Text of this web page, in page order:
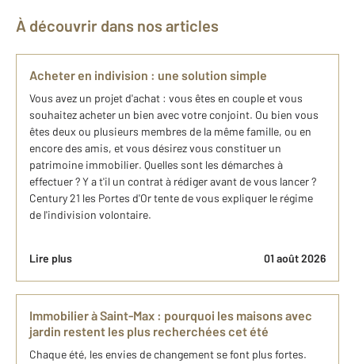
À découvrir dans nos articles
Acheter en indivision : une solution simple
Vous avez un projet d'achat : vous êtes en couple et vous
souhaitez acheter un bien avec votre conjoint. Ou bien vous
êtes deux ou plusieurs membres de la même famille, ou en
encore des amis, et vous désirez vous constituer un
patrimoine immobilier. Quelles sont les démarches à
effectuer ? Y a t'il un contrat à rédiger avant de vous lancer ?
Century 21 les Portes d'Or tente de vous expliquer le régime
de l'indivision volontaire.
Lire plus 01 août 2026
Immobilier à Saint-Max : pourquoi les maisons avec
jardin restent les plus recherchées cet été
Chaque été, les envies de changement se font plus fortes.